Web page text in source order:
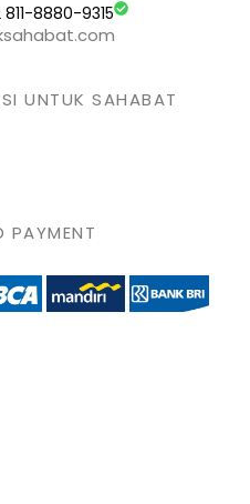
811-8880-9315
UNTUK SAHABAT
PAYMENT